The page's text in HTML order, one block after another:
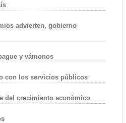
advierten, gobierno
y vámonos
con los servicios públicos
del crecimiento económico